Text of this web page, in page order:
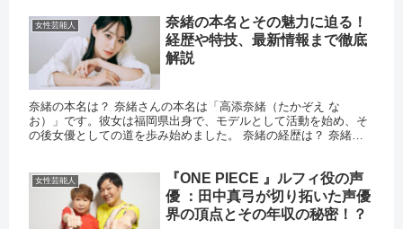
女性芸能人
奈緒の本名とその魅力に迫る！
経歴や特技、最新情報まで徹底
解説
奈緒の本名は？ 奈緒さんの本名は「高添奈緒（たかぞえ な
お）」です。彼女は福岡県出身で、モデルとして活動を始め、そ
の後女優としての道を歩み始めました。 奈緒の経歴は？ 奈緒さ
女性芸能人
『ONE PIECE 』ルフィ役の声
優 ：田中真弓が切り拓いた声優
界の頂点とその年収の秘密！？